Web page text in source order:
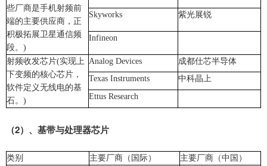
些厂商是手机射频前
端的主要供应商，正
积极拓展卫星通信频
段。 )
Skyworks 紫光展锐
Infineon
射频收发芯片(实现上
下变频的核心芯片，
软件定义无线电的基
石。 )
Analog Devices
成都仕芯半导体
Texas Instruments
中科晶上
Ettus Research
（2）、 基带与处理器芯片
类别 主要厂商（国际）
主要厂商（中国）